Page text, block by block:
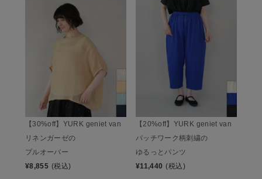
【30%off】YURK geniet van
リネンガーゼの
プルオーバー
¥8,855 (税込)
【20%off】YURK geniet van
パッチワーク柄刺繍の
ゆるっとパンツ
¥11,440 (税込)